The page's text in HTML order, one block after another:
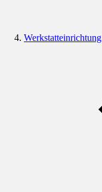
Werkstatteinrichtung